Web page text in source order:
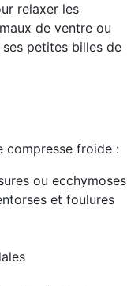
relaxer les
de ventre ou
petites billes de
compresse froide :
ou ecchymoses
et foulures